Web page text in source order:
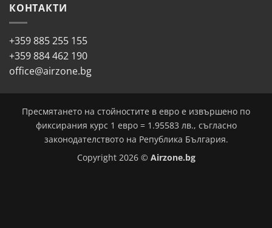
КОНТАКТИ
+359 885 255 155
+359 884 462 190
office@airzone.bg
Пресмятането на стойностите в евро е извършено по
фиксирания курс 1 евро = 1.95583 лв., съгласно
законодателството на Република България.
Copyright 2026 © Airzone.bg